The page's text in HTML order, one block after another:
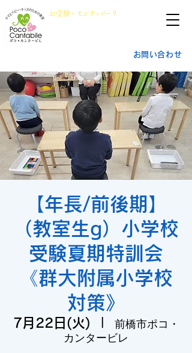
​お受験× モンテッソーリ
お問い合わせ
【年長/前後期】
（教室生g）小学校
受験夏期特訓会
《群大附属小学校
対策》
7月22日(火)
前橋市ポコ・
カンタービレ